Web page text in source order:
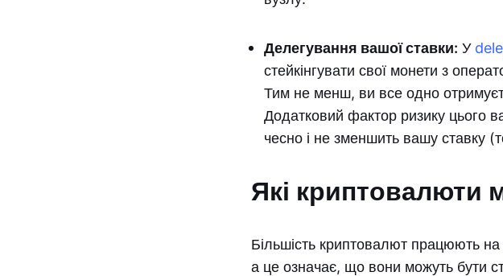
Делегування вашої ставки: У
стейкінгувати свої монети з
Тим не менш, ви все одно
Додатковий фактор ризику цього
чесно і не зменшить вашу ставку
Які криптовалюти
Більшість криптовалют працюють
а це означає, що вони можуть бути